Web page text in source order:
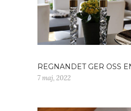
REGNANDET GER OSS
7 maj, 2022